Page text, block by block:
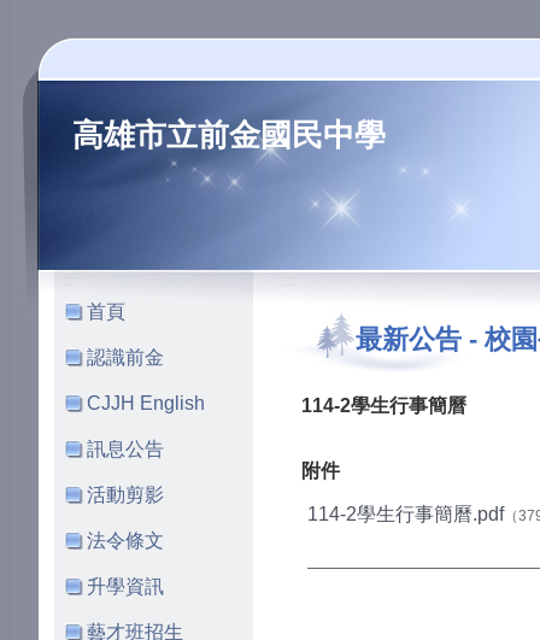
高雄市立前金國民中學
:::
首頁
認識前金
CJJH English
訊息公告
活動剪影
法令條文
升學資訊
藝才班招生
:::
最新公告 - 校
114-2學生行事簡曆
附件
114-2學生行事簡曆.pdf（